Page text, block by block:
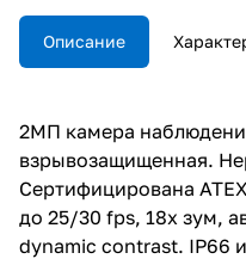
IP67. Работает при -60°C до
+40°C. Питание 24 V AC (БП в
комплект не входит).
Описание
2МП камера
взрывозащищенная.
Сертифицирована
до 25/30 fps, 18x зум,
dynamic contrast. IP66